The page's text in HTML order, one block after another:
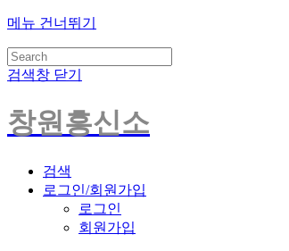
메뉴 건너뛰기
검색창 닫기
창원흥신소
검색
로그인/회원가입
로그인
회원가입